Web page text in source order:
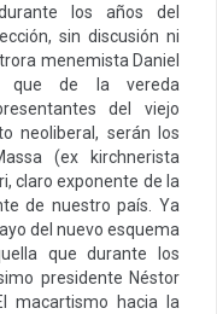
los años del
sin discusión ni
menemista Daniel
que de la vereda
del viejo
neoliberal, serán los
(ex kirchnerista
claro exponente de la
de nuestro país. Ya
del nuevo esquema
que durante los
presidente Néstor
macartismo hacia la